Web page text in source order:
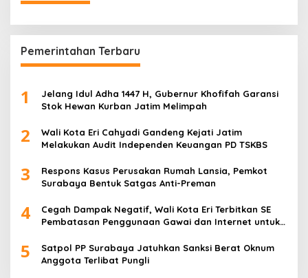
Pemerintahan Terbaru
1
Jelang Idul Adha 1447 H, Gubernur Khofifah Garansi
Stok Hewan Kurban Jatim Melimpah
2
Wali Kota Eri Cahyadi Gandeng Kejati Jatim
Melakukan Audit Independen Keuangan PD TSKBS
3
Respons Kasus Perusakan Rumah Lansia, Pemkot
Surabaya Bentuk Satgas Anti-Preman
4
Cegah Dampak Negatif, Wali Kota Eri Terbitkan SE
Pembatasan Penggunaan Gawai dan Internet untuk
5
Satpol PP Surabaya Jatuhkan Sanksi Berat Oknum
Anggota Terlibat Pungli